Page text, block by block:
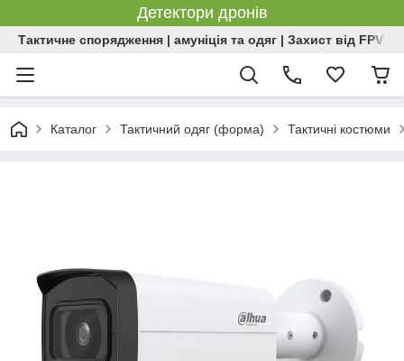
Детектори дронів
Тактичне спорядження | амуніція та одяг | Захист від FPV |
Каталог Тактичний одяг (форма) Тактичні костюми